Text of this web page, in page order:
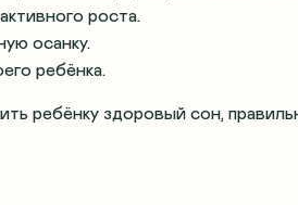
роста.
осанку.
ребёнка.
ребёнку здоровый сон,